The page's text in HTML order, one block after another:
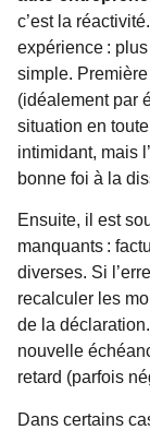
c’est la
expérience :
simple.
(idéalement par
situation en
intimidant, mais
bonne foi à la
Ensuite, il est
manquants :
diverses. Si
recalculer les
de la
nouvelle
retard (parfois
Dans certains